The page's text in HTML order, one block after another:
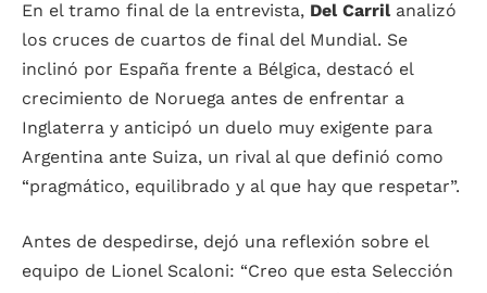
En el tramo final de la entrevista, Del Carrilanalizó
los cruces de cuartos de final del Mundial. Se
inclinó por España frente a Bélgica, destacó el
crecimiento de Noruega antes de enfrentar a
Inglaterra y anticipó un duelo muy exigente para
Argentina ante Suiza, un rival al que definió como
“pragmático, equilibrado y al que hay que respetar”.
Antes de despedirse, dejó una reflexión sobre el
equipo de Lionel Scaloni: “Creo que esta Selección